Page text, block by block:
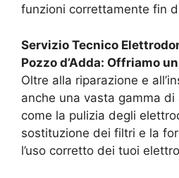
funzioni correttamente fin
Servizio Tecnico
Pozzo d’Adda: Offriamo
Oltre alla riparazione e
anche una vasta gamma
come la pulizia degli
sostituzione dei filtri e la
l’uso corretto dei tuoi